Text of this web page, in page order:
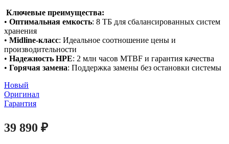
Ключевые преимущества:
• Оптимальная емкость: 8 ТБ для сбалансированных систем
хранения
• Midline-класс: Идеальное соотношение цены и
производительности
• Надежность HPE: 2 млн часов MTBF и гарантия качества
• Горячая замена: Поддержка замены без остановки системы
Новый
Оригинал
Гарантия
39 890 ₽